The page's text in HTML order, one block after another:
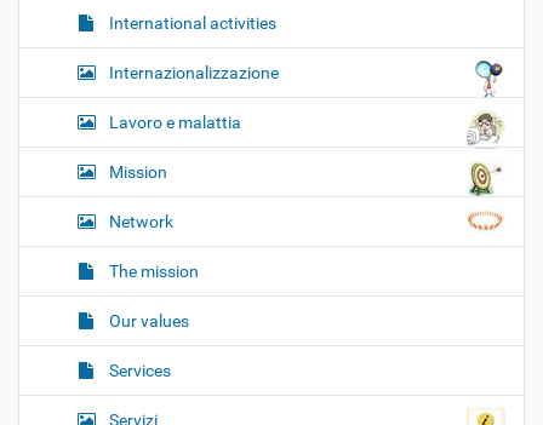
International activities
Internazionalizzazione
Lavoro e malattia
Mission
Network
The mission
Our values
Services
Servizi